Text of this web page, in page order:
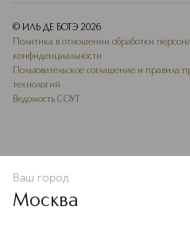
В КОРЗИНУ
© ИЛЬ ДЕ БОТЭ 2026
Политика в отношении обработки
конфиденциальности
Пользовательское соглашение и
технологий
Ведомость СОУТ
Ваш город
Москва